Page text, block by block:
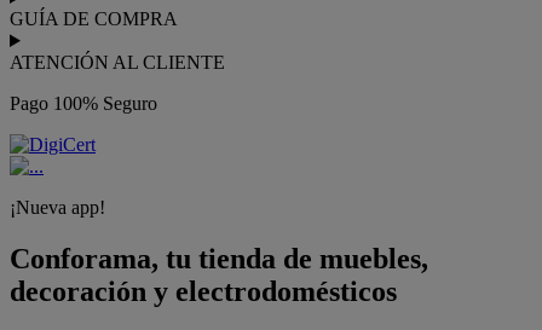
GUÍA DE COMPRA
ATENCIÓN AL CLIENTE
Pago 100% Seguro
¡Nueva app!
Conforama, tu tienda de muebles,
decoración y electrodomésticos